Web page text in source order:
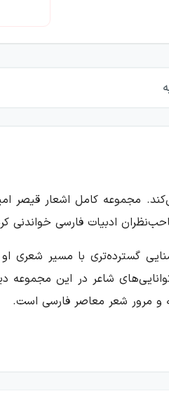
مجموعه کامل اشعار قیصر
ادبیات فارسی خواندنی
گسترده‌تری با مسیر شعری
شاعر در این مجموعه
و مرور شعر معاصر فارسی است.